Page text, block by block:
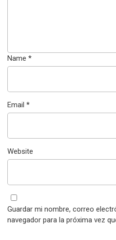
Name *
Email *
Website
Guardar mi nombre, correo
navegador para la próxima vez